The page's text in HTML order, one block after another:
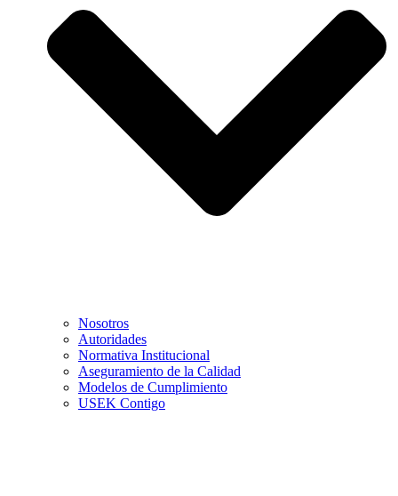
Nosotros
Autoridades
Normativa Institucional
Aseguramiento de la Calidad
Modelos de Cumplimiento
USEK Contigo